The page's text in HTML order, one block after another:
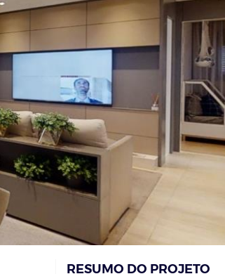
RESUMO DO PROJETO